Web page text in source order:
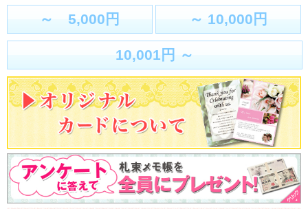
～ 5,000円 ～ 10,000円
10,001円 ～